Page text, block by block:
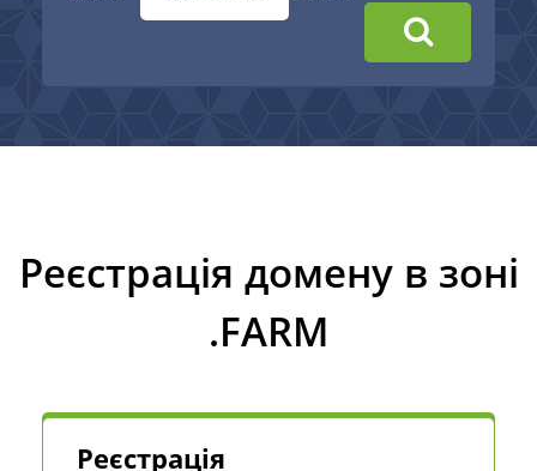
Реєстрація домену в зоні
.FARM
Реєстрація